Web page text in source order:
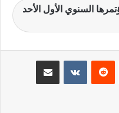
السنوي الأول الأحد
بينتيريست